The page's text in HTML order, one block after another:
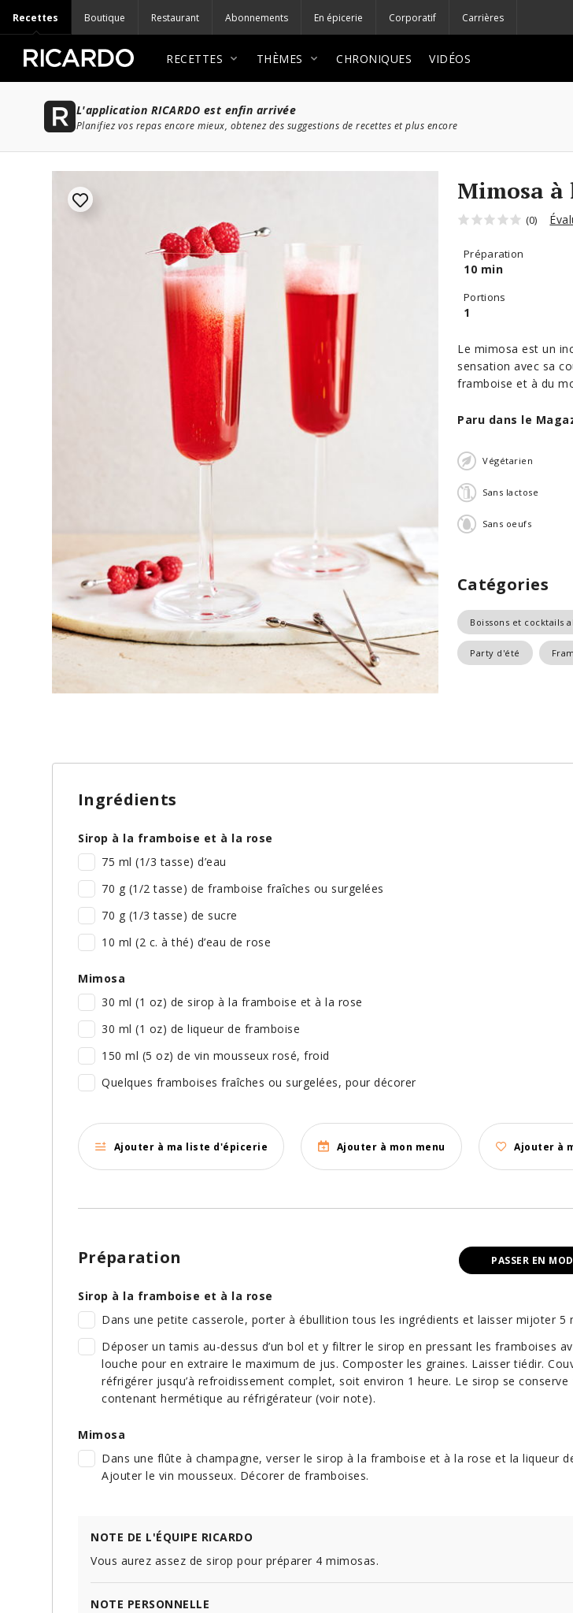
Recettes Boutique Restaurant Abonnements En épicerie Corporatif Carrières
RECETTES THÈMES CHRONIQUES VIDÉOS
L'application RICARDO est enfin arrivée
Planifiez vos repas encore mieux, obtenez des suggestions de recettes et plus encore
Mimosa à
(0)
Préparation
10 min
Portions
1
Le mimosa est un
sensation avec sa
framboise et à du
Paru dans le
Végétarien
Sans lactose
Sans oeufs
Catégories
Boissons et cocktails
Party d'été
Ingrédients
Sirop à la framboise et à la rose
75 ml (1/3 tasse) d’eau
70 g (1/2 tasse) de framboise fraîches ou surgelées
70 g (1/3 tasse) de sucre
10 ml (2 c. à thé) d’eau de rose
Mimosa
30 ml (1 oz) de sirop à la framboise et à la rose
30 ml (1 oz) de liqueur de framboise
150 ml (5 oz) de vin mousseux rosé, froid
Quelques framboises fraîches ou surgelées, pour décorer
Ajouter à ma liste d'épicerie Ajouter à mon menu Ajouter à
PASSER EN
Préparation
Sirop à la framboise et à la rose
Dans une petite casserole, porter à ébullition tous les ingrédients et laisser mijoter 5
Déposer un tamis au-dessus d’un bol et y filtrer le sirop en pressant les framboises
louche pour en extraire le maximum de jus. Composter les graines. Laisser tiédir.
réfrigérer jusqu’à refroidissement complet, soit environ 1 heure. Le sirop se conserve
contenant hermétique au réfrigérateur (voir note).
Mimosa
Dans une flûte à champagne, verser le sirop à la framboise et à la rose et la liqueur
Ajouter le vin mousseux. Décorer de framboises.
NOTE DE L'ÉQUIPE RICARDO
Vous aurez assez de sirop pour préparer 4 mimosas.
NOTE PERSONNELLE